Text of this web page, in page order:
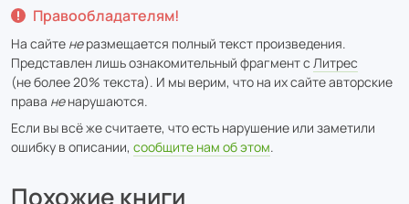
Правообладателям!
На сайте неразмещается полный текст произведения.
Представлен лишь ознакомительный фрагмент с Литрес
(не более 20% текста). И мы верим, что на их сайте авторские
права ненарушаются.
Если вы всё же считаете, что есть нарушение или заметили
ошибку в описании, сообщите нам об этом.
Похожие книги